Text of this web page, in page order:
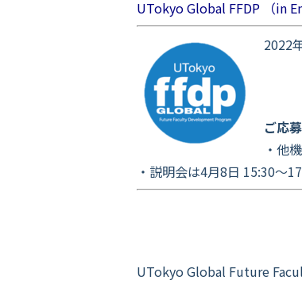
UTokyo Global FFDP （in
2022
ご応
・他
・説明会は4月8日 15:30～
UTokyo Global Future